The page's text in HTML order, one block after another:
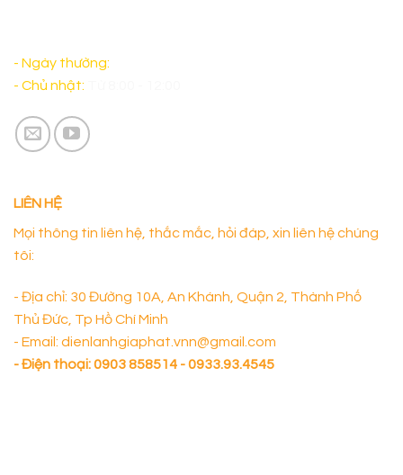
- Ngày thường:
- Chủ nhật:
LIÊN HỆ
Mọi thông tin liên hệ, thắc mắc, hỏi đáp, xin liên hệ chúng
tôi:
- Địa chỉ: 30 Đường 10A, An Khánh, Quận 2, Thành Phố
Thủ Đức, Tp Hồ Chí Minh
- Email: dienlanhgiaphat.vnn@gmail.com
- Điện thoại:0903 858514 - 0933.93.4545